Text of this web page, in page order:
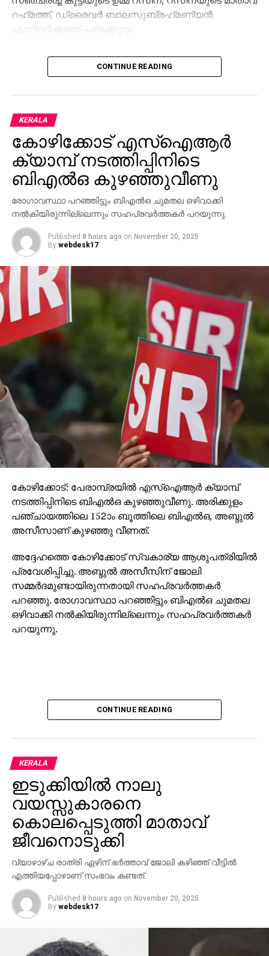
റഹ്‌മത്ത്, ഡ്രൈവര്‍ ബാലസുബ്രഹ്‌മണ്യന്‍
എന്നിവര്‍ക്കാണ് പരിക്കേറ്റത്.
റസീനയും റഹ്‌മത്തുമാണ് ഗുരുതരാവസ്ഥയിലുള്ളത്.
ഇവര്‍ ഇരട്ടക്കുളത്തെ സ്വകാര്യ ആശുപത്രിയില്‍
റെജിയെ ആലത്തൂര്‍ പൊലീസ് കസ്റ്റഡിയിലെടുത്തു.
CONTINUE READING
KERALA
കോഴിക്കോട് എസ്‌ഐആര്‍
ക്യാമ്പ് നടത്തിപ്പിനിടെ
ബിഎല്‍ഒ കുഴഞ്ഞുവീണു
രോഗാവസ്ഥാ പറഞ്ഞിട്ടും ബിഎല്‍ഒ ചുമതല ഒഴിവാക്കി
നല്‍കിയിരുന്നില്ലെന്നും സഹപ്രവര്‍ത്തകര്‍ പറയുന്നു.
Published 8 hours ago on November 20, 2025
By webdesk17
കോഴിക്കോട്: പേരാമ്പ്രയില്‍ എസ്‌ഐആര്‍ ക്യാമ്പ്
നടത്തിപ്പിനിടെ ബിഎല്‍ഒ കുഴഞ്ഞുവീണു. അരിക്കുളം
പഞ്ചായത്തിലെ 152ാം ബൂത്തിലെ ബിഎല്‍ഒ, അബ്ദുല്‍
അസീസാണ് കുഴഞ്ഞു വീണത്.
അദ്ദേഹത്തെ കോഴിക്കോട് സ്വകാര്യ ആശുപത്രിയില്‍
പ്രവേശിപ്പിച്ചു. അബ്ദുല്‍ അസീസിന് ജോലി
സമ്മര്‍ദമുണ്ടായിരുന്നതായി സഹപ്രവര്‍ത്തകര്‍
പറഞ്ഞു. രോഗാവസ്ഥാ പറഞ്ഞിട്ടും ബിഎല്‍ഒ ചുമതല
ഒഴിവാക്കി നല്‍കിയിരുന്നില്ലെന്നും സഹപ്രവര്‍ത്തകര്‍
പറയുന്നു.
CONTINUE READING
KERALA
ഇടുക്കിയില്‍ നാലു
വയസ്സുകാരനെ
കൊലപ്പെടുത്തി മാതാവ്
ജീവനൊടുക്കി
വ്യാഴാഴ്ച രാത്രി ഏഴിന് ഭര്‍ത്താവ് ജോലി കഴിഞ്ഞ് വീട്ടില്‍
എത്തിയപ്പോഴാണ് സംഭവം കണ്ടത്.
Published 8 hours ago on November 20, 2025
By webdesk17